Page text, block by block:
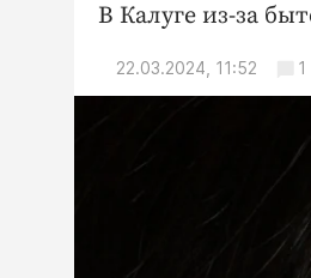
В Калуге из-за
22.03.2024, 11:52 1